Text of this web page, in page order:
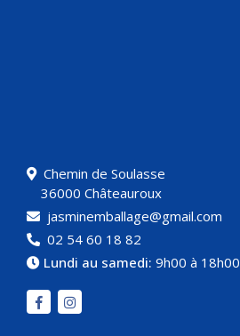
Chemin de Soulasse
36000 Châteauroux
jasminemballage@gmail.com
02 54 60 18 82
Lundi au samedi: 9h00 à 18h00